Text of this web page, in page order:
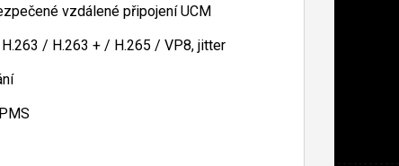
vzdálené připojení UCM
/ H.263 + / H.265 / VP8, jitter